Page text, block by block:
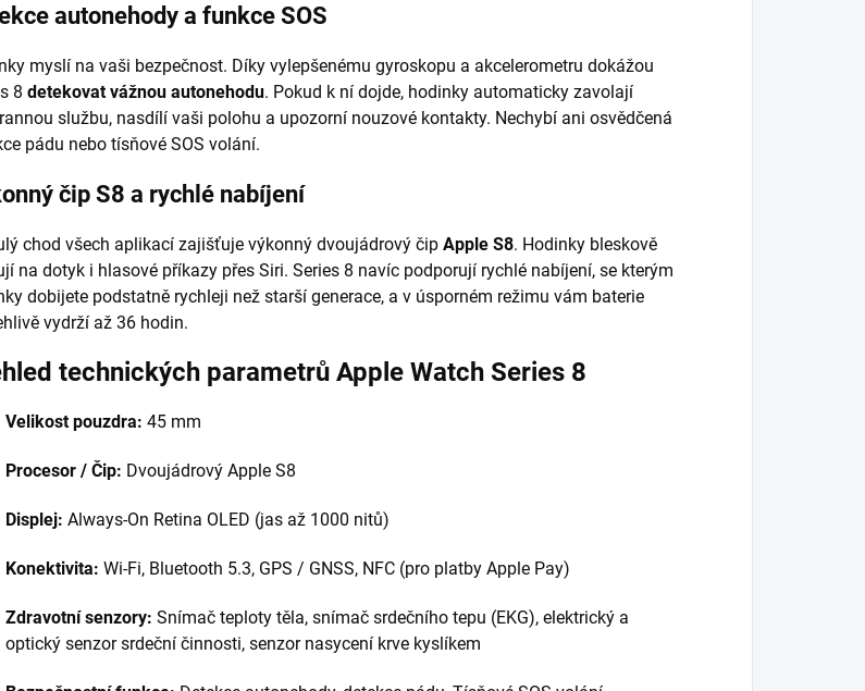
autonehody a funkce SOS
myslí na vaši bezpečnost. Díky vylepšenému gyroskopu a akcelerometru dokážou
8 detekovat vážnou autonehodu. Pokud k ní dojde, hodinky automaticky zavolají
službu, nasdílí vaši polohu a upozorní nouzové kontakty. Nechybí ani osvědčená
pádu nebo tísňové SOS volání.
čip S8 a rychlé nabíjení
chod všech aplikací zajišťuje výkonný dvoujádrový čip Apple S8. Hodinky bleskově
na dotyk i hlasové příkazy přes Siri. Series 8 navíc podporují rychlé nabíjení, se kterým
dobijete podstatně rychleji než starší generace, a v úsporném režimu vám baterie
vydrží až 36 hodin.
technických parametrů Apple Watch Series 8
Velikost pouzdra: 45 mm
Procesor / Čip: Dvoujádrový Apple S8
Displej: Always-On Retina OLED (jas až 1000 nitů)
Konektivita: Wi-Fi, Bluetooth 5.3, GPS / GNSS, NFC (pro platby Apple Pay)
Zdravotní senzory: Snímač teploty těla, snímač srdečního tepu (EKG), elektrický a
optický senzor srdeční činnosti, senzor nasycení krve kyslíkem